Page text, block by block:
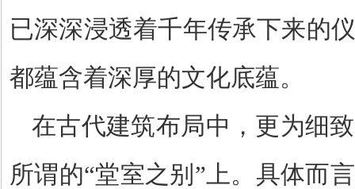
已深深浸透着千年传承下来的
都蕴含着深厚的文化底蕴。
在古代建筑布局中，更为细
所谓的“堂室之别 ” 上。具体而